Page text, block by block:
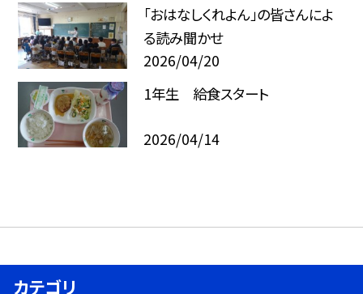
「おはなしくれよん」の皆さんによ
る読み聞かせ
2026/04/20
1年生 給食スタート
2026/04/14
カテゴリ